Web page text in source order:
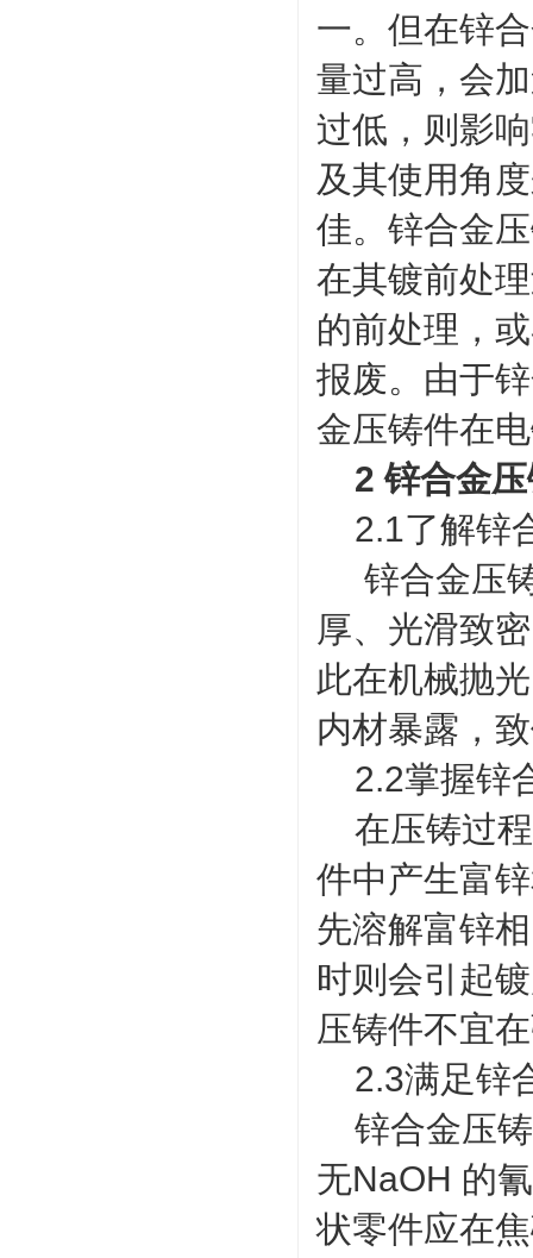
一。但在锌
量过高，会
过低，则影
及其使用角
佳。锌合金
在其镀前处
的前处理，
报废。由于
金压铸件在
2 锌合金压
2.1了解锌
锌合金压铸
厚、光滑致
此在机械抛
内材暴露，
2.2掌握锌
在压铸过程
件中产生富
先溶解富锌
时则会引起
压铸件不宜
2.3满足锌
锌合金压铸
无NaOH 的
状零件应在